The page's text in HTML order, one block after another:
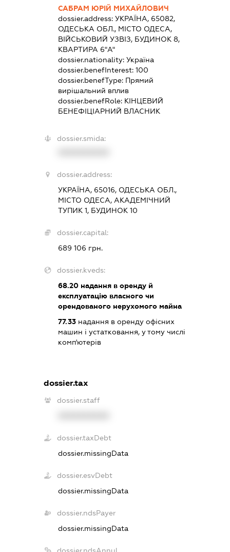
САБРАМ ЮРІЙ МИХАЙЛОВИЧ
dossier.address: УКРАЇНА, 65082,
ОДЕСЬКА ОБЛ., МІСТО ОДЕСА,
ВІЙСЬКОВИЙ УЗВІЗ, БУДИНОК 8,
КВАРТИРА 6"А"
dossier.nationality: Україна
dossier.benefInterest: 100
dossier.benefType: Прямий
вирішальний вплив
dossier.benefRole: КІНЦЕВИЙ
БЕНЕФІЦІАРНИЙ ВЛАСНИК
dossier.smida:
dossier.address:
УКРАЇНА, 65016, ОДЕСЬКА ОБЛ.,
МІСТО ОДЕСА, АКАДЕМІЧНИЙ
ТУПИК 1, БУДИНОК 10
dossier.capital:
689 106 грн.
dossier.kveds:
68.20надання в оренду й
експлуатацію власного чи
орендованого нерухомого майна
77.33надання в оренду офісних
машин і устатковання, у тому числі
комп'ютерів
dossier.tax
dossier.staff
dossier.taxDebt
dossier.missingData
dossier.esvDebt
dossier.missingData
dossier.ndsPayer
dossier.missingData